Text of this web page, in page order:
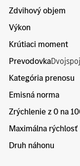
Zdvihový objem
Výkon
Krútiaci moment
Prevodovka
Kategória prenosu
Emisná norma
Zrýchlenie z 0 na
Maximálna rýchlosť
Druh náhonu